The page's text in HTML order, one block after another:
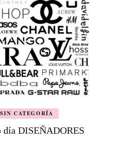
SIN CATEGORÍA
día DISEÑADORES